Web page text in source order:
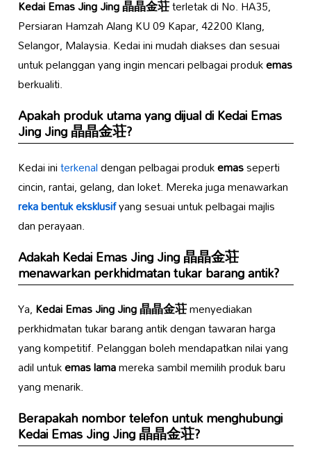
Kedai Emas Jing Jing 晶晶金荘terletak di No. HA35,
Persiaran Hamzah Alang KU 09 Kapar, 42200 Klang,
Selangor, Malaysia. Kedai ini mudah diakses dan sesuai
untuk pelanggan yang ingin mencari pelbagai produkemas
berkualiti.
Apakah produk utama yang dijual diKedai Emas
Jing Jing 晶晶金荘?
Kedai initerkenaldengan pelbagai produkemasseperti
cincin, rantai, gelang, dan loket. Mereka juga menawarkan
reka bentuk eksklusifyang sesuai untuk pelbagai majlis
dan perayaan.
AdakahKedai Emas Jing Jing 晶晶金荘
menawarkan perkhidmatan tukar barang antik?
Ya,Kedai Emas Jing Jing 晶晶金荘menyediakan
perkhidmatan tukar barang antik dengan tawaran harga
yang kompetitif. Pelanggan boleh mendapatkan nilai yang
adil untukemas lamamereka sambil memilih produk baru
yang menarik.
Berapakah nombor telefon untuk menghubungi
Kedai Emas Jing Jing 晶晶金荘?